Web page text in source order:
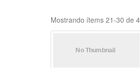
Mostrando ítems 21-30 de